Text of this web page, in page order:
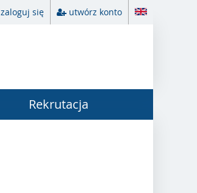
zaloguj się utwórz konto
Rekrutacja